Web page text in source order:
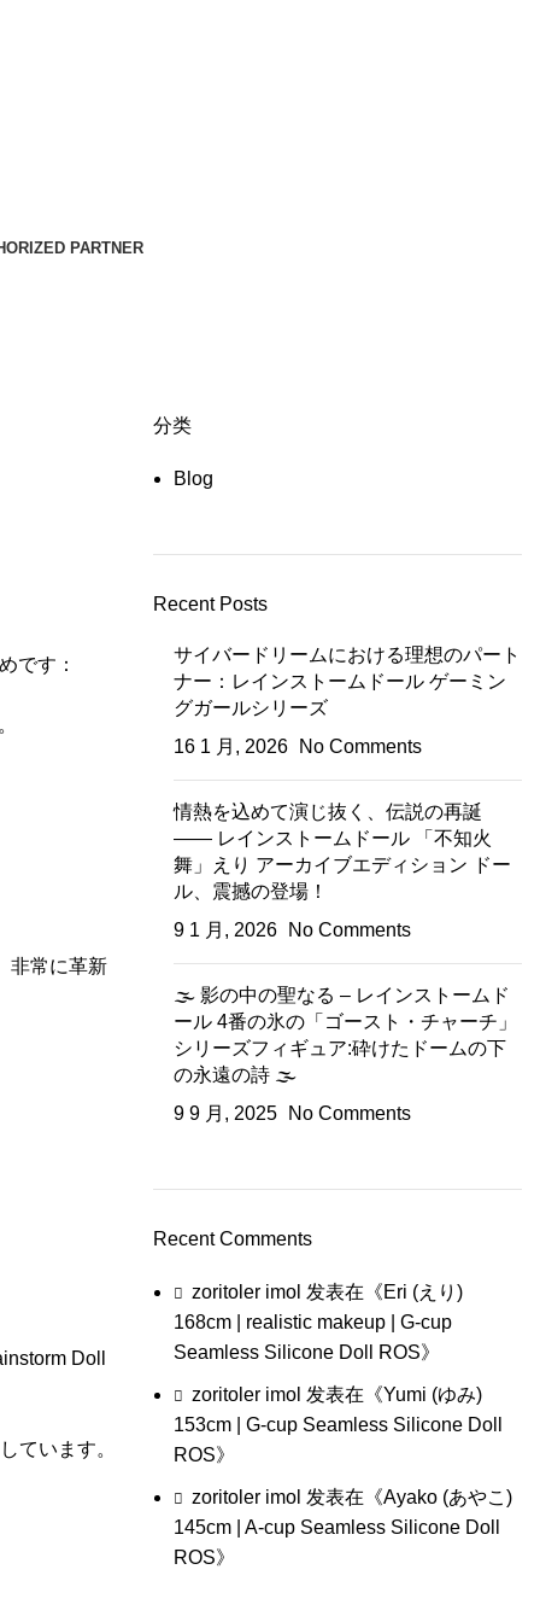
PARTNER
です：
非常に革新
Doll
ています。
分类
Blog
Recent Posts
サイバードリームにおける理想のパート
ナー：レインストームドール ゲーミン
グガールシリーズ
16 1 月, 2026
No Comments
情熱を込めて演じ抜く、伝説の再誕
—— レインストームドール 「不知火
舞」えり アーカイブエディション ドー
ル、震撼の登場！
9 1 月, 2026
No Comments
🌫️ 影の中の聖なる – レインストームド
ール 4番の氷の「ゴースト・チャーチ」
シリーズフィギュア:砕けたドームの下
の永遠の詩 🌫️
9 9 月, 2025
No Comments
Recent Comments
zoritoler imol 发表在《Eri (えり)
168cm | realistic makeup | G-cup
Seamless Silicone Doll ROS》
zoritoler imol 发表在《Yumi (ゆみ)
153cm | G-cup Seamless Silicone Doll
ROS》
zoritoler imol 发表在《Ayako (あやこ)
145cm | A-cup Seamless Silicone Doll
ROS》